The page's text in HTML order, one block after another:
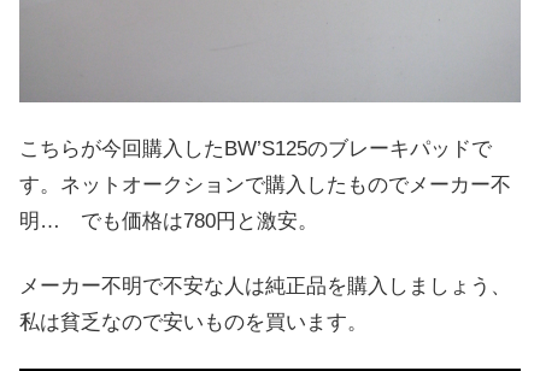
こちらが今回購入したBW’S125のブレーキパッドで
す。ネットオークションで購入したものでメーカー不
明… でも価格は780円と激安。
メーカー不明で不安な人は純正品を購入しましょう、
私は貧乏なので安いものを買います。